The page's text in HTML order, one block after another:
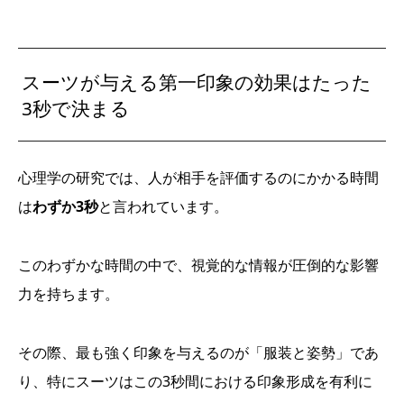
スーツが与える第一印象の効果はたった
3秒で決まる
心理学の研究では、人が相手を評価するのにかかる時間
はわずか3秒と言われています。
このわずかな時間の中で、視覚的な情報が圧倒的な影響
力を持ちます。
その際、最も強く印象を与えるのが「服装と姿勢」であ
り、特にスーツはこの3秒間における印象形成を有利に